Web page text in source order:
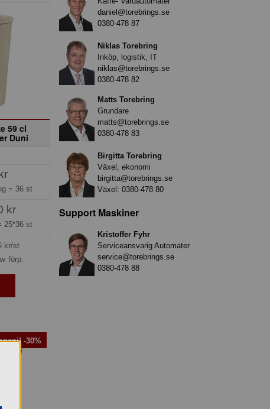
59 cl
Duni
= 36 st
kr
25*36 st
kr/st
förp.
-30%
daniel@torebrings.se
0380-478 87
Niklas Torebring
Inköp, logistik, IT
niklas@torebrings.se
0380-478 82
Matts Torebring
Grundare
matts@torebrings.se
0380-478 83
Birgitta Torebring
Växel, ekonomi
birgitta@torebrings.se
Växel: 0380-478 80
Support Maskiner
Kristoffer Fyhr
Serviceansvarig Automater
service@torebrings.se
0380-478 88